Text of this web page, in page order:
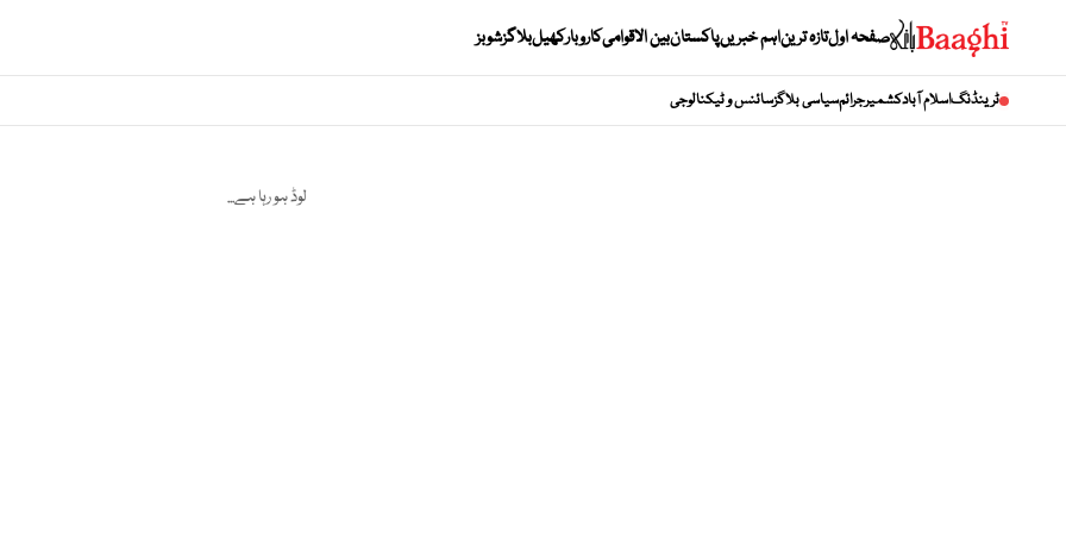
صفحہ اولتازہ تریناہم خبریںپاکستانبین الاقوامیکاروبارکھیلبلاگزشوبز
ٹرینڈنگاسلام آبادکشمیرجرائمسیاسی بلاگزسائنس و ٹیکنالوجی
لوڈ ہو رہا ہے...